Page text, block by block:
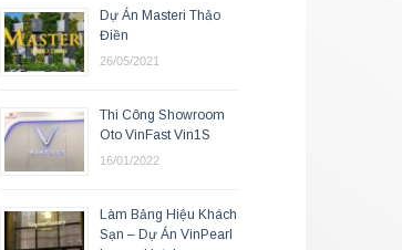
Dự Án Masteri Thảo
Điền
26/05/2021
Thi Công Showroom
Oto VinFast Vin1S
16/01/2022
Làm Bảng Hiệu Khách
Sạn – Dự Án VinPearl